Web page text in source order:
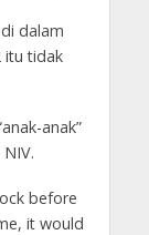
dalam
itu tidak
anak”
before
it would